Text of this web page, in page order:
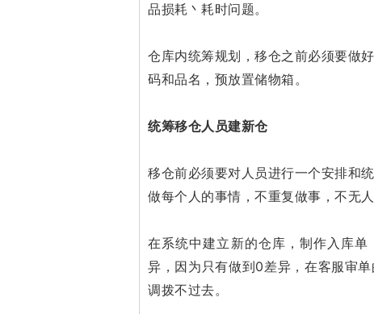
品损耗丶耗时问题。
仓库内统筹规划，移仓之前必须要做
码和品名，预放置储物箱。
统筹移仓人员建新仓
移仓前必须要对人员进行一个安排和
做每个人的事情，不重复做事，不无人
在系统中建立新的仓库，制作入库
异，因为只有做到0差异，在客服审
调拨不过去。